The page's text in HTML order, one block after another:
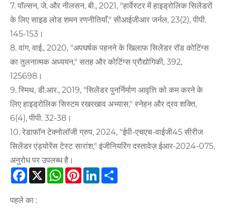
7. पॉल्सन, जे. और नीलसन, बी., 2021, "हार्वेस्टर में हाइड्रोलिक सिलेंडरों
के लिए साइड लोड शमन रणनीतियाँ," सीआईजीआर जर्नल, 23(2), पीपी.
145-153।
8. वांग, वाई., 2020, "अपघर्षक पहनने के खिलाफ सिलेंडर रॉड कोटिंग्स
का तुलनात्मक अध्ययन," सतह और कोटिंग्स प्रौद्योगिकी, 392,
125698।
9. स्मिथ, डी.आर., 2019, "सिलेंडर पुनर्निर्माण आवृत्ति को कम करने के
लिए हाइड्रोलिक सिस्टम रखरखाव अभ्यास," स्नेहन और द्रव शक्ति,
6(4), पीपी. 32-38।
10. रेडाफॉन टेक्नोलॉजी ग्रुप, 2024, "ईपी-एचएच-वाईजी45 सीरीज
सिलेंडर एंड्योरेंस टेस्ट सारांश," इंजीनियरिंग दस्तावेज़ ईआर-2024-075,
अनुरोध पर उपलब्ध है।
Facebook
X WhatsApp
PinterestLinkedIn
पहले का :